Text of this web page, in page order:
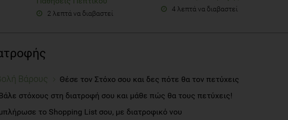
2 λεπτά να διαβαστεί
4 λεπτά να διαβαστεί
Βάρους Θέσε τον Στόχο σου και δες πότε θα τον πετύχεις
στόχους στη διατροφή σου και μάθε πώς θα τους πετύχεις!
το Shopping List σου, με διατροφικό νου